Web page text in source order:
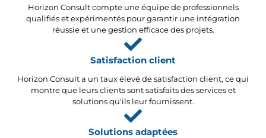
Horizon Consult compte une équipe de professionnels
qualifiés et expérimentés pour garantir une intégration
réussie et une gestion efficace des projets.
Satisfaction client
Horizon Consult a un taux élevé de satisfaction client, ce qui
montre que leurs clients sont satisfaits des services et
solutions qu'ils leur fournissent.
Solutions adaptées